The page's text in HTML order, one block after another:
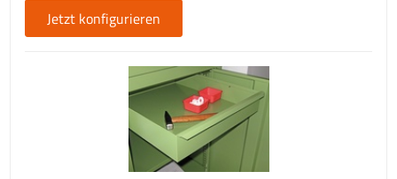
Jetzt konfigurieren